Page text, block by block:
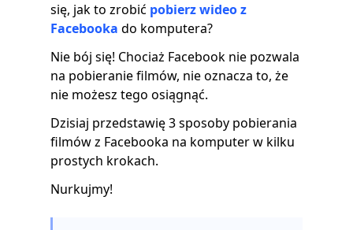
się, jak to zrobić pobierz wideo z
Facebooka do komputera?
Nie bój się! Chociaż Facebook nie pozwala
na pobieranie filmów, nie oznacza to, że
nie możesz tego osiągnąć.
Dzisiaj przedstawię 3 sposoby pobierania
filmów z Facebooka na komputer w kilku
prostych krokach.
Nurkujmy!